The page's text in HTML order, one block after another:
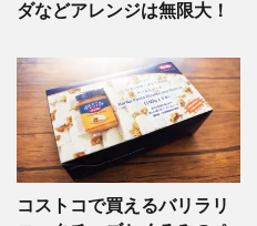
ダなどアレンジは無限大！
コストコで買えるバリラリ